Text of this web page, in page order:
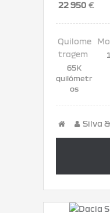
22 950 €
65K
quilómetr
os
Silva